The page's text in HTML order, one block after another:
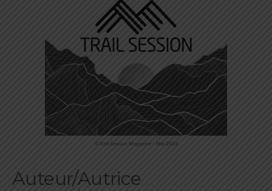
©Trail Session Magazine – Mai 2024
Auteur/Autrice